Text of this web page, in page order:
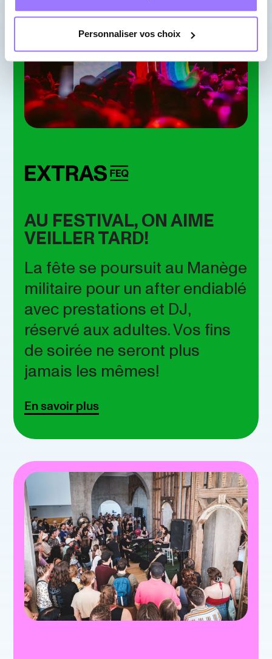
Personnaliser vos choix
AU FESTIVAL, ON AIME
VEILLER TARD!
La fête se poursuit au Manège
militaire pour un after endiablé
avec prestations et DJ,
réservé aux adultes. Vos fins
de soirée ne seront plus
jamais les mêmes!
En savoir plus